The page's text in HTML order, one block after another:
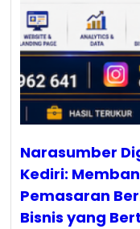
Narasumber
Kediri:
Pemasaran
Bisnis yang